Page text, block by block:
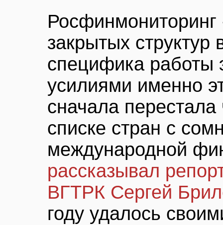
закрытых структур
специфика работы
усилиями именно
сначала
списке стран с
международной
рассказывал
ВГТРК Сергей
году удалось